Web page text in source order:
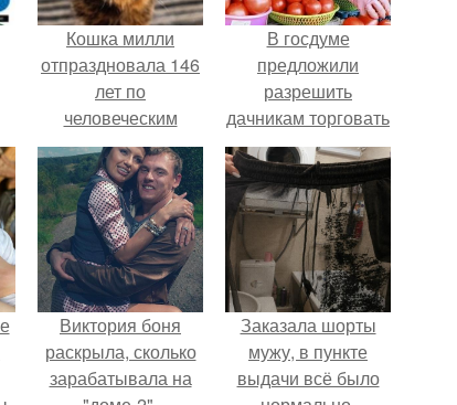
Кошка милли
отпраздновала 146
лет по
человеческим
Меркам и
претендует на
звание самой
старой в мире.
В госдуме
предложили
разрешить
дачникам торговать
своей
сельхозпродукцией
в людных местах.
Виктория боня
раскрыла, сколько
зарабатывала на
Заказала шорты
мужу, в пункте
выдачи всё было